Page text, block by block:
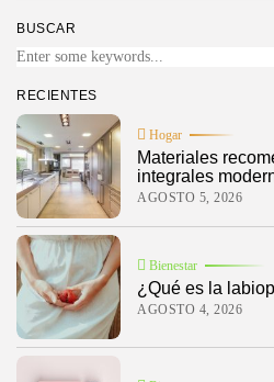
BUSCAR
RECIENTES
Hogar
Materiales
integrales
AGOSTO 5, 2026
Bienestar
¿Qué es la
AGOSTO 4, 2026